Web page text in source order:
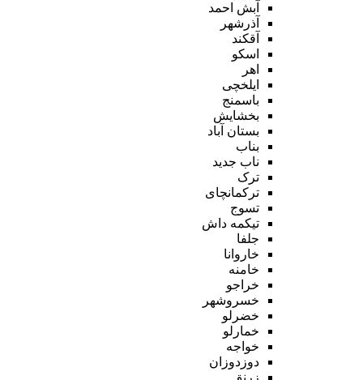
آبش احمد
آذرشهر
آقکند
اسکو
اهر
ایلخچی
باسمنج
بخشایش
بستان آباد
بناب
ناب جدید
ترک
ترکمانچای
تسوج
تیکمه داش
جلفا
خاروانا
خامنه
خراجو
خسروشهر
خضرلو
خمارلو
خواجه
دوزدوزان
زرنق